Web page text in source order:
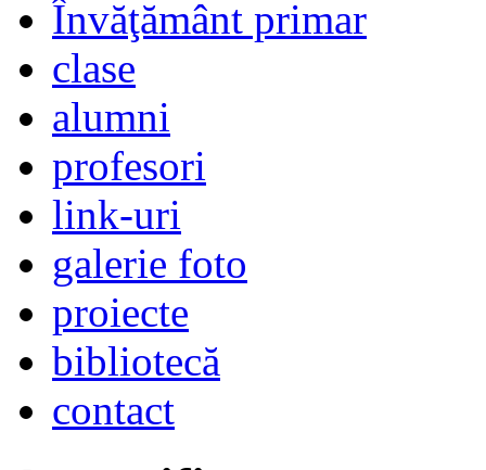
Învăţământ primar
clase
alumni
profesori
link-uri
galerie foto
proiecte
bibliotecă
contact